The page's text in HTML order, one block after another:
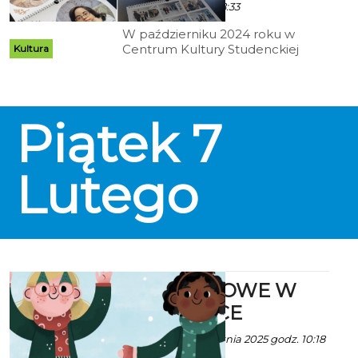
Kultura
Lutego 2025 godz. 8:33
W październiku 2024 roku w
Centrum Kultury Studenckiej
Warsztatów Terapii Zajęciowej nr
2, działających przy koszalińskim
kole Polskiego Stowarzyszenia na
Rzecz Osób z
Intelektualną. Wystawa została
zorganizowana przy wsparciu
Wydziału Architektury i
Piątek 7
Lutego
FERIE ZIMOWE W
BIBLIOTECE
Ala za KBP - 21 Stycznia 2025 godz. 10:18